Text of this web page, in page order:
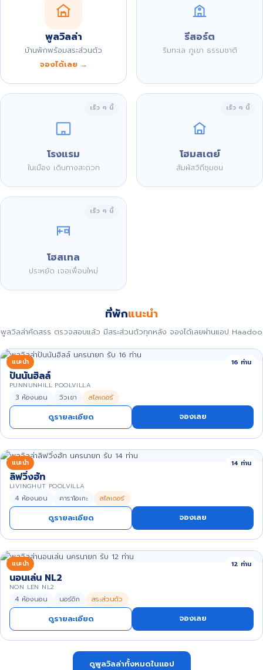
พูลวิลล่า
บ้านพักพร้อมสระส่วนตัว
จองได้เลย →
รีสอร์ต
ริมทะเล ภูเขา ธรรมชาติ
เร็ว ๆ นี้
โรงแรม
ในเมือง เดินทางสะดวก
เร็ว ๆ นี้
โฮมสเตย์
สัมผัสวิถีชุมชน
เร็ว ๆ นี้
โฮสเทล
ประหยัด เจอเพื่อนใหม่
ที่พักแนะนำ
พูลวิลล่าคัดสรร ตรวจสอบแล้ว มีสระส่วนตัวทุกหลัง จองได้เลยผ่านแอป Haadoo
แนะนำ 16 ท่าน
ปันนันฮิลล์
PUNNUNHILL POOLVILLA
3 ห้องนอน วิวเขา สไลเดอร์
ดูรายละเอียด จองเลย
แนะนำ 14 ท่าน
ลิฟวิ่งฮัท
LIVINGHUT POOLVILLA
4 ห้องนอน คาราโอเกะ สไลเดอร์
ดูรายละเอียด จองเลย
แนะนำ 12 ท่าน
นอนเล่น NL2
NON LEN NL2
4 ห้องนอน นอร์ดิก สระส่วนตัว
ดูรายละเอียด จองเลย
ดูพูลวิลล่าทั้งหมดในแอป